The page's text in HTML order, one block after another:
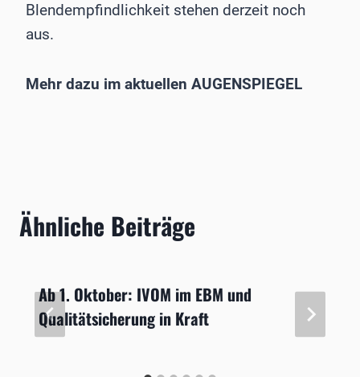
Blendempfindlichkeit stehen derzeit noch
aus.
Mehr dazu im aktuellen AUGENSPIEGEL
Ähnliche Beiträge
Ab 1. Oktober: IVOM im EBM und
Qualitätsicherung in Kraft